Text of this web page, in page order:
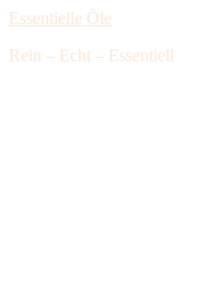
Essentielle Öle
Rein – Echt – Essentiell